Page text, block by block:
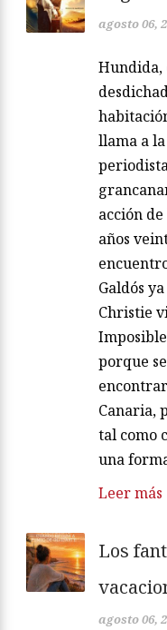
agosto 06,
Hundida,
llama a
acción
años
Galdós
Christie
porque
Canaria,
tal como
una
Leer más
Los
agosto 06,